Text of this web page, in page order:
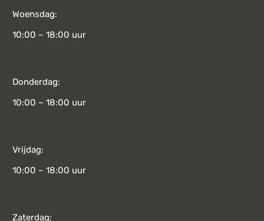
Woensdag:
10:00 – 18:00 uur
Donderdag:
10:00 – 18:00 uur
Vrijdag:
10:00 – 18:00 uur
Zaterdag: